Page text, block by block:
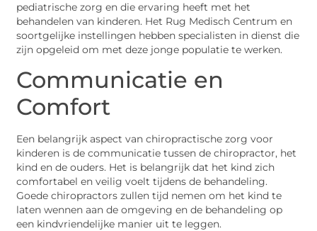
pediatrische zorg en die ervaring heeft met het
behandelen van kinderen. Het Rug Medisch Centrum en
soortgelijke instellingen hebben specialisten in dienst die
zijn opgeleid om met deze jonge populatie te werken.
Communicatie en
Comfort
Een belangrijk aspect van chiropractische zorg voor
kinderen is de communicatie tussen de chiropractor, het
kind en de ouders. Het is belangrijk dat het kind zich
comfortabel en veilig voelt tijdens de behandeling.
Goede chiropractors zullen tijd nemen om het kind te
laten wennen aan de omgeving en de behandeling op
een kindvriendelijke manier uit te leggen.